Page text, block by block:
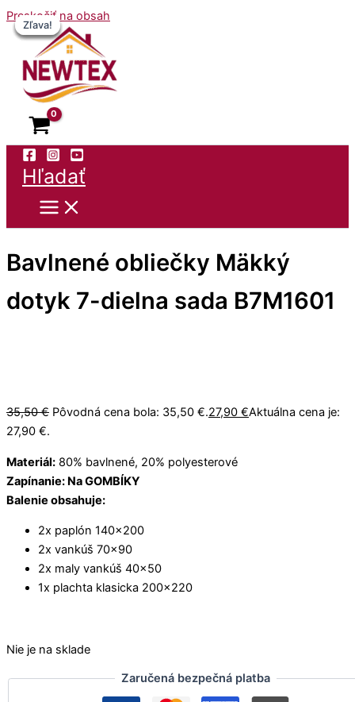
Preskočiť na obsah
Hľadať
Bavlnené obliečky Mäkký
dotyk 7-dielna sada B7M1601
Zľava!
35,50€ Pôvodná cena bola: 35,50 €.27,90 €Aktuálna cena je:
27,90 €.
Materiál: 80% bavlnené, 20% polyesterové
Zapínanie: Na GOMBÍKY
Balenie obsahuje:
2x paplón 140×200
2x vankúš 70×90
2x maly vankúš 40×50
1x plachta klasicka 200×220
Nie je na sklade
Zaručená bezpečná platba
Zľava!
Zľava!
Zľava!
Zľava!